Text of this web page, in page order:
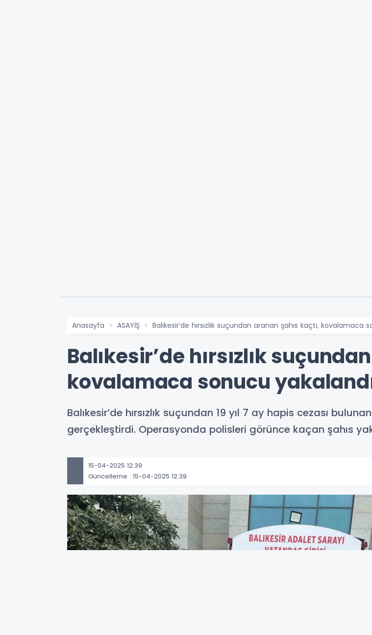
Anasayfa ASAYİŞ Balıkesir’de hırsızlık suçundan aranan şahıs kaçtı, kovalamaca
Balıkesir’de hırsızlık
kovalamaca sonucu
Balıkesir’de hırsızlık suçundan 19 yıl 7 ay hapis cezası
gerçekleştirdi. Operasyonda polisleri görünce kaçan şahıs
15-04-2025 12:39
Güncelleme : 15-04-2025 12:39